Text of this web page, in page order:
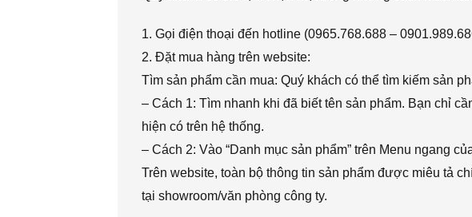
1. Gọi điện thoại đến hotline (0965.768.688 –
2. Đặt mua hàng trên website:
Tìm sản phẩm cần mua: Quý khách có thể tìm kiếm sản
– Cách 1: Tìm nhanh khi đã biết tên sản phẩm. Bạn chỉ
hiện có trên hệ thống.
– Cách 2: Vào “Danh mục sản phẩm” trên Menu ngang
Trên website, toàn bộ thông tin sản phẩm được miêu tả
tại showroom/văn phòng công ty.